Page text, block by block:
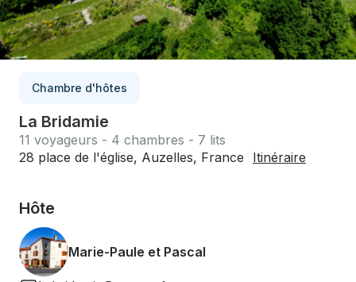
Chambre d'hôtes
La Bridamie
11 voyageurs - 4 chambres - 7 lits
28 place de l'église, Auzelles, France
Itinéraire
Hôte
Marie-Paule et Pascal